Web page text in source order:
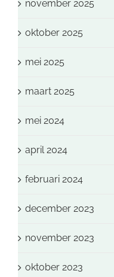
november 2025
oktober 2025
mei 2025
maart 2025
mei 2024
april 2024
februari 2024
december 2023
november 2023
oktober 2023